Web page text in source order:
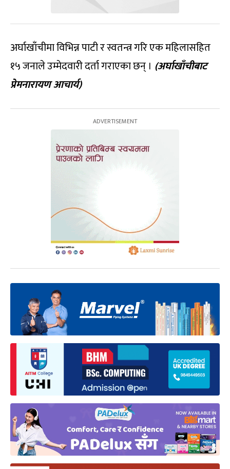
अर्घाखाँचीमा विभिन्न पाटी र स्वतन्त्र गरि एक महिलासहित
१५ जनाले उम्मेदवारी दर्ता गराएका छन् । (अर्घाखाँचीबाट
प्रेमनारायण आचार्य)